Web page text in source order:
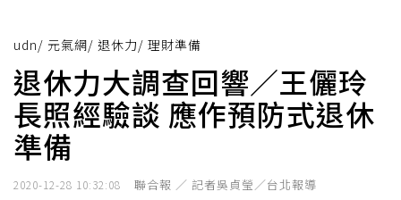
udn/ 元氣網/ 退休力/ 理財準備
退休力大調查回響／王儷玲
長照經驗談 應作預防式退休
準備
2020-12-28 10:32:08 聯合報 ／ 記者吳貞瑩／台北報導